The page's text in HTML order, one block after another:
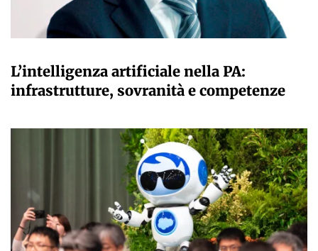
L’intelligenza artificiale nella PA:
infrastrutture, sovranità e competenze